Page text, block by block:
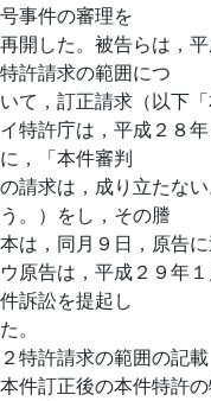
号事件の審理を
再開した。被告らは，
特許請求の範囲につ
いて，訂正請求（以下
イ特許庁は，平成２８
に，「本件審判
の請求は，成り立たな
う。）をし，その謄
本は，同月９日，原告に
ウ原告は，平成２９年
件訴訟を提起し
た。
２特許請求の範囲の記載
本件訂正後の本件特許